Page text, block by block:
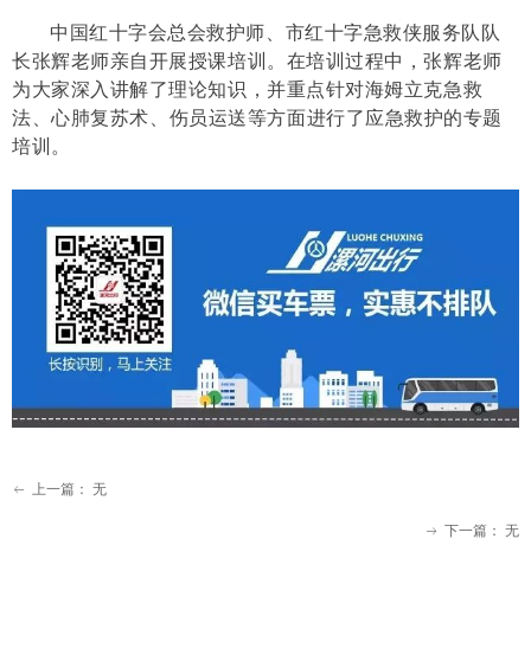
中国红十字会总会救护师、市红十字急救侠服务队队
长张辉老师亲自开展授课培训。在培训过程中，张辉老师
为大家深入讲解了理论知识，并重点针对海姆立克急救
法、心肺复苏术、伤员运送等方面进行了应急救护的专题
培训。
ꂃ 上一篇： 无
ꁹ 下一篇： 无